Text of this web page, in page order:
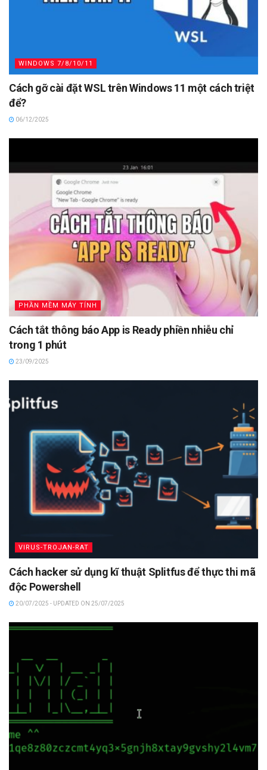
WINDOWS 7/8/10/11
Cách gỡ cài đặt WSL trên Windows 11 một cách triệt
để?
06/12/2025
PHẦN MỀM MÁY TÍNH
Cách tắt thông báo App is Ready phiền nhiễu chỉ
trong 1 phút
23/09/2025
VIRUS-TROJAN-RAT
Cách hacker sử dụng kĩ thuật Splitfus để thực thi mã
độc Powershell
20/07/2025 - UPDATED ON 25/07/2025